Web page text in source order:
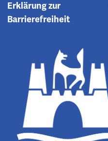
Erklärung zur
Barrierefreiheit